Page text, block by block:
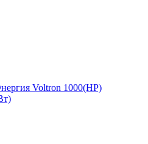
Voltron 1000(HP)